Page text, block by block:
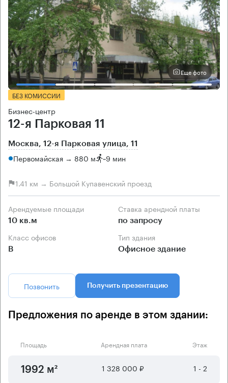
Еще фото
БЕЗ КОМИССИИ
Бизнес-центр
12-я Парковая 11
Москва, 12-я Парковая улица, 11
Первомайская → 880 м ~9 мин
1.41 км → Большой Купавенский проезд
Арендуемые площади
10 кв.м
Ставка арендной платы
по запросу
Класс офисов
B
Тип здания
Офисное здание
Позвонить Получить презентацию
Предложения по аренде в этом здании:
Площадь Арендная плата Этаж
1992 м² 1 328 000 ₽ 1 - 2